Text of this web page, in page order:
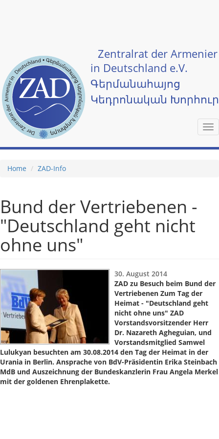
Zentralrat der Armenier
in Deutschland e.V.
Գերմանահայոց
Կեդրոնական
Home ZAD-Info
Bund der Vertriebenen -
"Deutschland geht nicht
ohne uns"
30. August 2014
ZAD zu Besuch beim Bund der
Vertriebenen Zum Tag der
Heimat - "Deutschland geht
nicht ohne uns" ZAD
Vorstandsvorsitzender Herr
Dr. Nazareth Agheguian, und
Vorstandsmitglied Samwel
Lulukyan besuchten am 30.08.2014 den Tag der Heimat in der
Urania in Berlin. Ansprache von BdV-Präsidentin Erika Steinbach
MdB und Auszeichnung der Bundeskanzlerin Frau Angela Merkel
mit der goldenen Ehrenplakette.